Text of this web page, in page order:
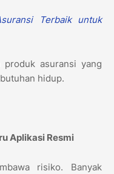
Terbaik untuk
asuransi yang
hidup.
Aplikasi Resmi
risiko. Banyak